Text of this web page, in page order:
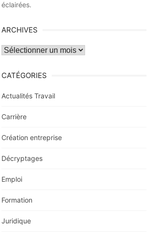
éclairées.
ARCHIVES
Archives
CATÉGORIES
Actualités Travail
Carrière
Création entreprise
Décryptages
Emploi
Formation
Juridique